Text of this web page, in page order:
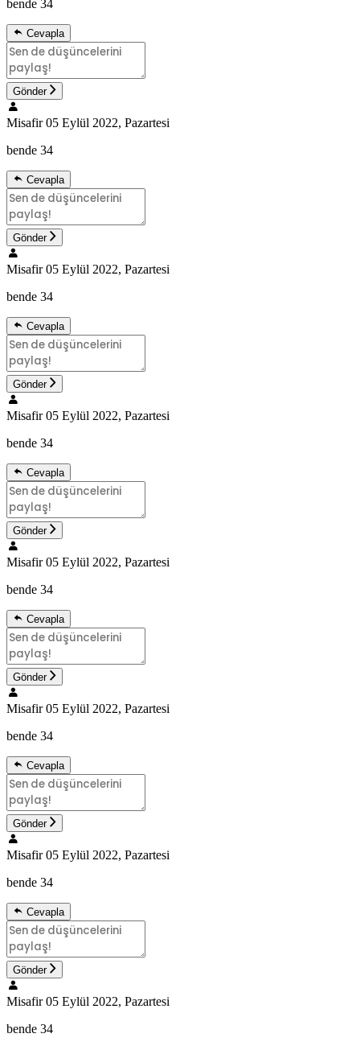
bende 34
Cevapla
Gönder
Misafir 05 Eylül 2022, Pazartesi
bende 34
Cevapla
Gönder
Misafir 05 Eylül 2022, Pazartesi
bende 34
Cevapla
Gönder
Misafir 05 Eylül 2022, Pazartesi
bende 34
Cevapla
Gönder
Misafir 05 Eylül 2022, Pazartesi
bende 34
Cevapla
Gönder
Misafir 05 Eylül 2022, Pazartesi
bende 34
Cevapla
Gönder
Misafir 05 Eylül 2022, Pazartesi
bende 34
Cevapla
Gönder
Misafir 05 Eylül 2022, Pazartesi
bende 34